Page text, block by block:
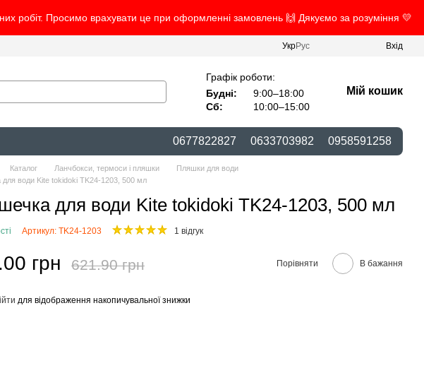
робіт. Просимо врахувати це при оформленні замовлень 🙌 Дякуємо за розуміння 💛
УкрРус Вхід
Графік роботи:
Будні:
9:00–18:00
Сб:
10:00–15:00
Мій кошик
0677822827 0633703982 0958591258
Каталог Ланчбокси, термоси і пляшки
Пляшки для води
води Kite tokidoki TK24-1203, 500 мл
для води Kite tokidoki TK24-1203, 500 мл
Артикул: TK24-1203 1 відгук
грн 621.90 грн Порівняти В бажання
для відображення накопичувальної знижки